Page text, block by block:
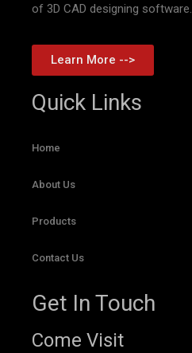
of 3D CAD designing software.
Learn More -->
Quick Links
Home
About Us
Products
Contact Us
Get In Touch
Come Visit